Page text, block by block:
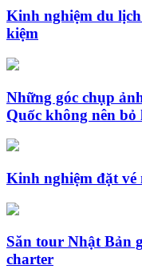
Kinh nghiệm du
kiệm
Những góc chụp
Quốc không nên bỏ
Kinh nghiệm đặt
Săn tour Nhật Bản
charter